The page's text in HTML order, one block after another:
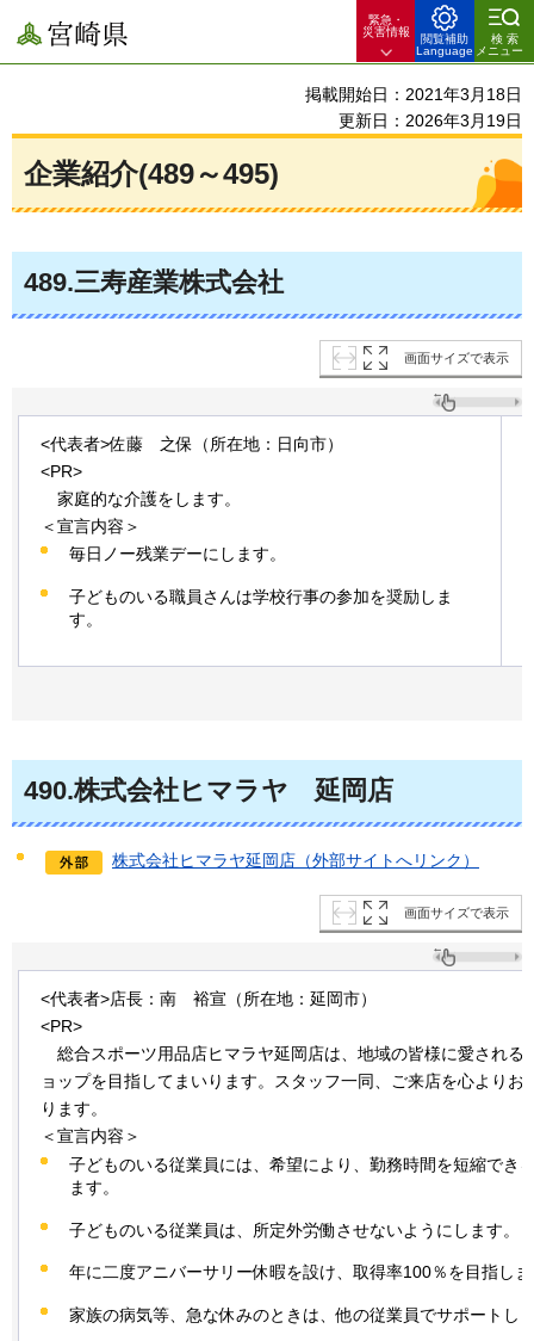
宮崎県
緊急・
災害情報
閲覧補助
Language
検索
メニュー
掲載開始日：2021年3月18日
更新日：2026年3月19日
企業紹介(489～495)
489.三寿産業株式会社
画面サイズで表示
<代表者>佐藤 之保（所在地：日向市）
<PR>
家庭的な介護をします。
＜宣言内容＞
毎日ノー残業デーにします。
子どものいる職員さんは学校行事の参加を奨励しま
す。
490.株式会社ヒマラヤ 延 岡店
株式会社ヒマラヤ延岡店（外部サイトへリンク）
画面サイズで表示
<代表者>店長：南 裕宣 （所在地：延岡市）
<PR>
総合スポーツ用品店ヒマラヤ延岡店は、地域の皆様に愛される
ョップを目指してまいります。スタッフ一同、ご来店を心よりお
ります。
＜宣言内容＞
子どものいる従業員には、希望により、勤務時間を短縮でき
ます。
子どものいる従業員は、所定外労働させないようにします。
年に二度アニバーサリー休暇を設け、取得率100％を目指し
家族の病気等、急な休みのときは、他の従業員でサポートし